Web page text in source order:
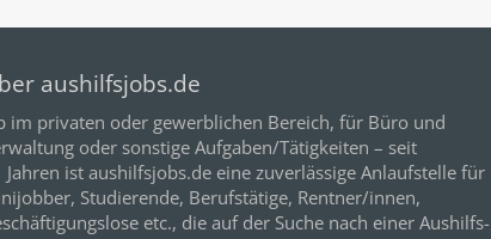
aushilfsjobs.de
im privaten oder gewerblichen Bereich, für Büro und
oder sonstige Aufgaben/Tätigkeiten – seit
Jahren ist aushilfsjobs.de eine zuverlässige Anlaufstelle für
Studierende, Berufstätige, Rentner/innen,
etc., die auf der Suche nach einer Aushilfs-